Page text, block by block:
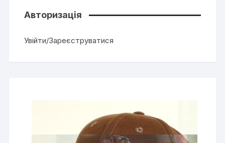
Авторизація
Увійти/Зареєструватися